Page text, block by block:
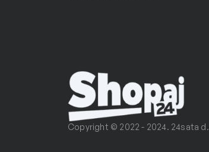
Copyright © 2022 - 2024. 24sata